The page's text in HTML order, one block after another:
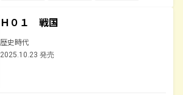
Ｈ０１ 戦国
歴史時代
2025.10.23 発売